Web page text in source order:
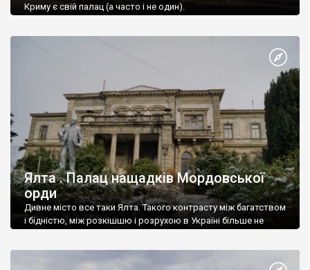
Криму є свій палац (а часто і не один).
Ялта . Палац нащадків Мордовської
орди
Дивне місто все таки Ялта. Такого контрасту між багатством
і бідністю, між розкішшю і розрухою в Україні більше не